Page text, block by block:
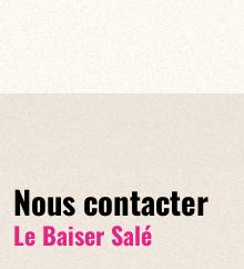
Nous contacter
Le Baiser Salé